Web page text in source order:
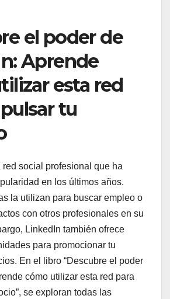
el poder de
Aprende
esta red
tu
red social profesional que ha
en los últimos años.
la utilizan para buscar empleo o
con otros profesionales en su
LinkedIn también ofrece
para promocionar tu
En el libro “Descubre el poder
cómo utilizar esta red para
se exploran todas las